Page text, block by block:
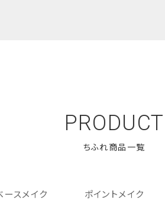
PRODUCT
ースメイク ポイントメイク